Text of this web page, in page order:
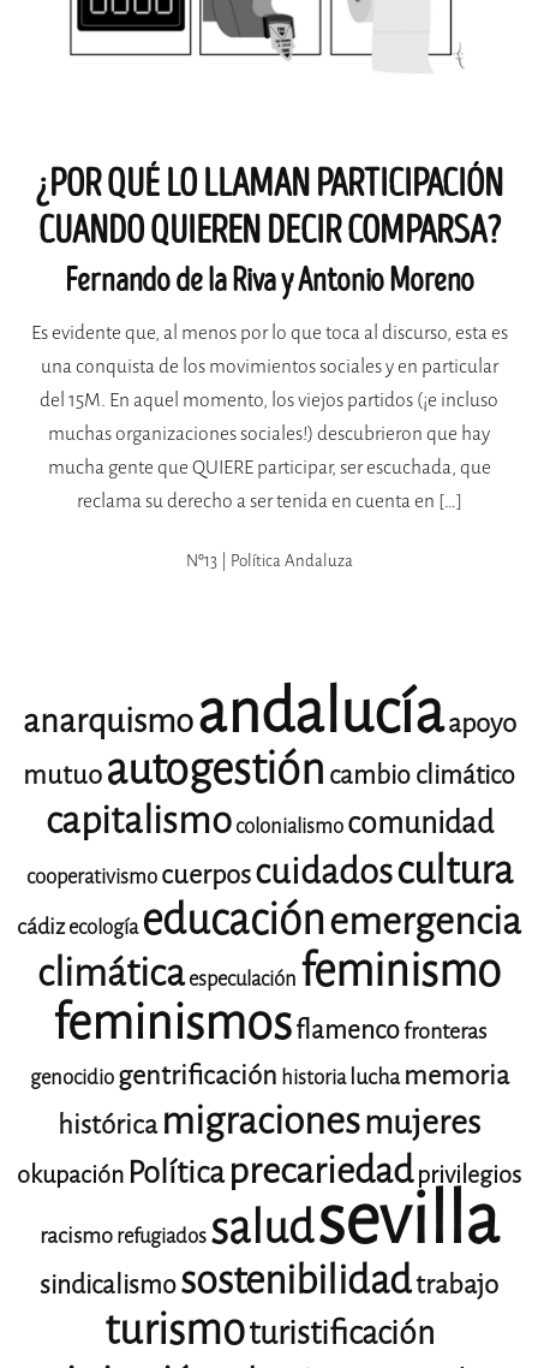
¿POR QUÉ LO LLAMAN PARTICIPACIÓN
CUANDO QUIEREN DECIR COMPARSA?
Fernando de la Riva y Antonio Moreno
Es evidente que, al menos por lo que toca al discurso, esta es
una conquista de los movimientos sociales y en particular
del 15M. En aquel momento, los viejos partidos (¡e incluso
muchas organizaciones sociales!) descubrieron que hay
mucha gente que QUIERE participar, ser escuchada, que
reclama su derecho a ser tenida en cuenta en […]
Nº13 | Política Andaluza
anarquismoandalucíaapoyo
mutuoautogestión cambio climático
capitalismocolonialismocomunidad
cooperativismocuerposcuidadoscultura
cádizecología educaciónemergencia
climáticaespeculación feminismo
feminismosflamencofronteras
genocidiogentrificación historialucha memoria
histórica migracionesmujeres
okupaciónPolíticaprecariedadprivilegios
racismorefugiadossaludsevilla
sindicalismosostenibilidadtrabajo
turismoturistificación